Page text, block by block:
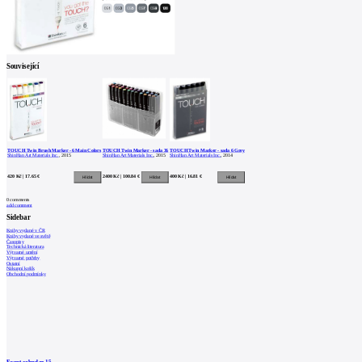
Související
TOUCH Twin Brush Marker - 6 Main Colors
ShinHan Art Materials Inc., 2015
420 Kč | 17.65 €
TOUCH Twin Marker - sada 36
ShinHan Art Materials Inc., 2015
2400 Kč | 100.84 €
TOUCH Twin Marker - sada 6 Grey
ShinHan Art Materials Inc., 2014
400 Kč | 16.81 €
0comments
add comment
Sidebar
Knihy vydané v ČR
Knihy vydané ve světě
Časopisy
Technická literatura
Výtvarné umění
Výtvarné potřeby
Ostatní
Nákupní košík
Obchodní podmínky